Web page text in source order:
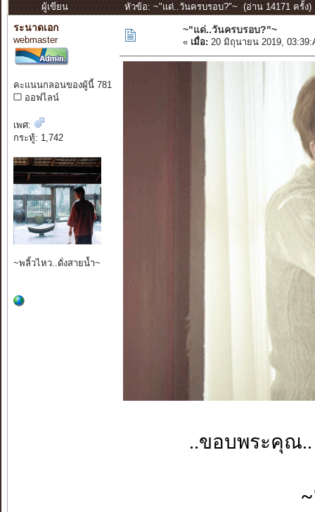
ผู้เขียน หัวข้อ: ~"แด่..วันครบรอบ?"~ (อ่าน 14171 ครั้ง)
ระนาดเอก
webmaster
คะแนนกลอนของผู้นี้ 781
ออฟไลน์
เพศ:
กระทู้: 1,742
~พลิ้วไหว..ดั่งสายน้ำ~
~"แด่..วันครบรอบ?"~
« เมื่อ: 20 มิถุนายน 2019,
..ขอบพระคุณ..